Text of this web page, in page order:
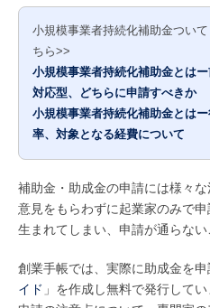
小規模事業者持続化補助金つい
ちら>>
小規模事業者持続化補助金とは
対応型、どちらに申請すべきか
小規模事業者持続化補助金とは
率、対象となる経費について
補助金・助成金の申請には様々
意見をもらわずに起業家のみで
生まれてしまい、申請が通らない
創業手帳では、実際に助成金を
イド 」を作成し無料で発行して